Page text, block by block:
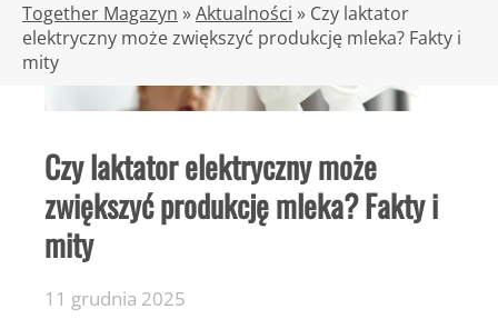
Together Magazyn »Aktualności » Czy laktator
elektryczny może zwiększyć produkcję mleka? Fakty i
mity
Czy laktator elektryczny może
zwiększyć produkcję mleka? Fakty i
mity
11 grudnia 2025